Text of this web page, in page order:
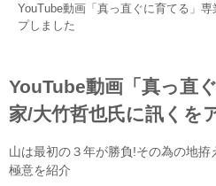
YouTube動画「真っ直ぐに育てる」
プしました
YouTube動画「真っ直
家/大竹哲也氏に訊くを
山は最初の３年が勝負!その為の地
極意を紹介